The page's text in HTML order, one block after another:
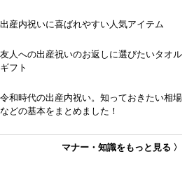
出産内祝いに喜ばれやすい人気アイテム
友人への出産祝いのお返しに選びたいタオル
ギフト
令和時代の出産内祝い。知っておきたい相場
などの基本をまとめました！
マナー・知識をもっと見る 〉